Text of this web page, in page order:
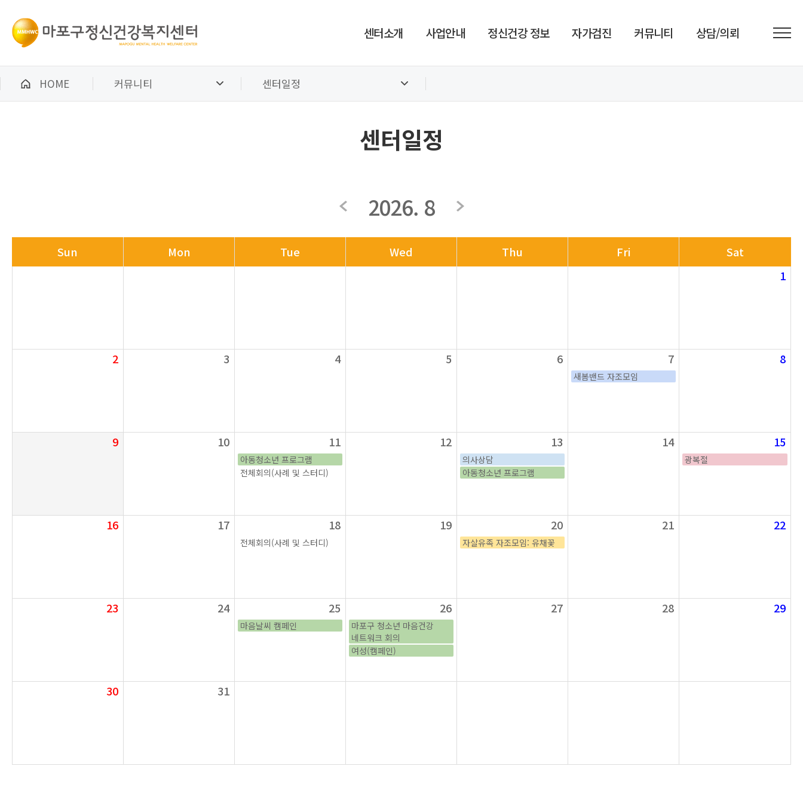
센터소개 사업안내 정신건강 정보 자가검진 커뮤니티 상담/의뢰
HOME 커뮤니티 센터일정
센터일정
2026. 8
Sun Mon Tue Wed Thu Fri
Sat
1
2 3 4 5 6 7
새봄밴드 자조모임
8
9 10 11
아동청소년 프로그램
전체회의(사례 및 스터디)
12 13
의사상담
아동청소년 프로그램
14 15
광복절
16 17 18
전체회의(사례 및 스터디)
19 20
자살유족 자조모임: 유채꽃
21 22
23 24 25
마음날씨 캠페인
26
마포구 청소년 마음건강
네트워크 회의
여성(캠페인)
27 28 29
30 31